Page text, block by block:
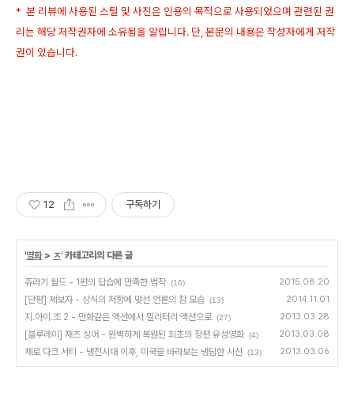
* 본 리뷰에 사용된 스틸 및 사진은 인용의 목적으로 사용되었으며 관련된 권
리는 해당 저작권자에 소유됨을 알립니다. 단, 본문의 내용은 작성자에게 저작
권이 있습니다.
12 구독하기
'영화> ㅈ' 카테고리의 다른 글
쥬라기 월드 - 1편의 답습에 만족한 범작 (16) 2015.08.20
[단평] 제보자 - 상식의 저항에 맞선 언론의 참 모습 (13) 2014.11.01
지.아이.조 2 - 만화같은 액션에서 밀리터리 액션으로 (27) 2013.03.28
[블루레이] 재즈 싱어 - 완벽하게 복원된 최초의 장편 유성영화 (4) 2013.03.08
제로 다크 서티 - 냉전시대 이후, 미국을 바라보는 냉담한 시선 (13) 2013.03.06